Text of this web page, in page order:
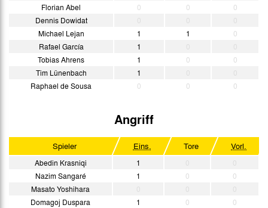
Florian Abel
0 0
0
Dennis Dowidat
Michael Lejan
1 1
0
Rafael García
1
Tobias Ahrens
1 0
0
Tim Lünenbach
1
Raphael de Sousa
0 0 0
Angriff
Spieler Eins. Tore Vorl.
Abedin Krasniqi 1
Nazim Sangaré
1 0
0
Masato Yoshihara
Domagoj Duspara
1 0
0